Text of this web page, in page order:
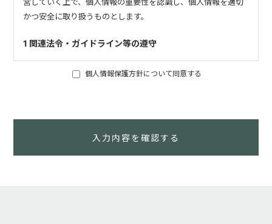
かつ安全に取り扱うものとします。
1 関連法令・ガイドライン等の遵守
当社は、個人情報の重要性を認識し、個人情報を取り扱うにあ
たっては、「個人情報の保護に関する法律」をはじめとする関
個人情報保護方針について同意する